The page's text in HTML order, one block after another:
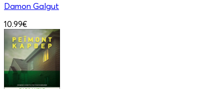
Damon Galgut
10.99€